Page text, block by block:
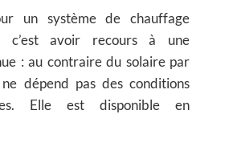
un système de chauffage
c’est avoir recours à une
: au contraire du solaire par
dépend pas des conditions
Elle est disponible en